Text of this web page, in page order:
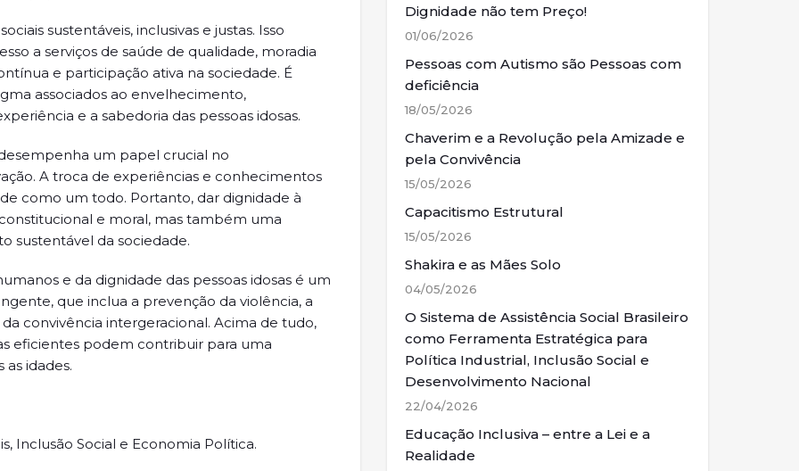
sustentáveis, inclusivas e justas. Isso
a serviços de saúde de qualidade, moradia
e participação ativa na sociedade. É
associados ao envelhecimento,
e a sabedoria das pessoas idosas.
um papel crucial no
A troca de experiências e conhecimentos
como um todo. Portanto, dar dignidade à
e moral, mas também uma
sustentável da sociedade.
e da dignidade das pessoas idosas é um
que inclua a prevenção da violência, a
convivência intergeracional. Acima de tudo,
eficientes podem contribuir para uma
as idades.
Inclusão Social e Economia Política.
Dignidade não tem Preço!
01/06/2026
Pessoas com Autismo são Pessoas com
deficiência
18/05/2026
Chaverim e a Revolução pela Amizade e
pela Convivência
15/05/2026
Capacitismo Estrutural
15/05/2026
Shakira e as Mães Solo
04/05/2026
O Sistema de Assistência Social Brasileiro
como Ferramenta Estratégica para
Política Industrial, Inclusão Social e
Desenvolvimento Nacional
22/04/2026
Educação Inclusiva – entre a Lei e a
Realidade